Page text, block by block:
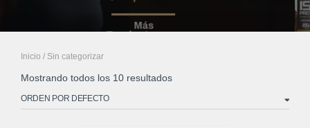
Inicio / Sin categorizar
Mostrando todos los 10 resultados